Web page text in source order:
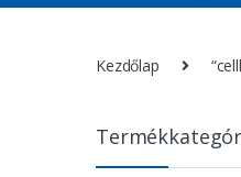
Kezdőlap